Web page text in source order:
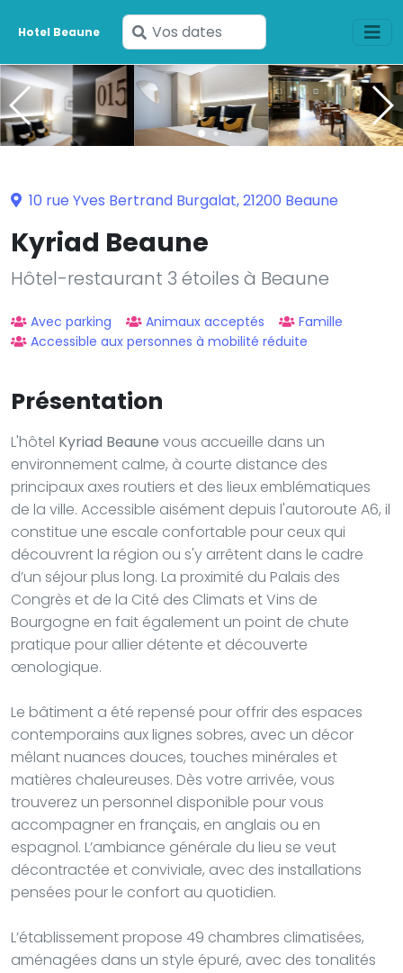
Hotel Beaune
Saisissez
vos
dates
10 rue Yves Bertrand Burgalat, 21200 Beaune
Kyriad Beaune
Hôtel-restaurant 3 étoiles à Beaune
Avec parking Animaux acceptés
Famille
Accessible aux personnes à mobilité réduite
Présentation
L'hôtel Kyriad Beaune vous accueille dans un
environnement calme, à courte distance des
principaux axes routiers et des lieux emblématiques
de la ville. Accessible aisément depuis l'autoroute A6, il
constitue une escale confortable pour ceux qui
découvrent la région ou s'y arrêtent dans le cadre
d’un séjour plus long. La proximité du Palais des
Congrès et de la Cité des Climats et Vins de
Bourgogne en fait également un point de chute
pratique pour allier détente et découverte
œnologique.
Le bâtiment a été repensé pour offrir des espaces
contemporains aux lignes sobres, avec un décor
mêlant nuances douces, touches minérales et
matières chaleureuses. Dès votre arrivée, vous
trouverez un personnel disponible pour vous
accompagner en français, en anglais ou en
espagnol. L’ambiance générale du lieu se veut
décontractée et conviviale, avec des installations
pensées pour le confort au quotidien.
L’établissement propose 49 chambres climatisées,
aménagées dans un style épuré, avec des tonalités